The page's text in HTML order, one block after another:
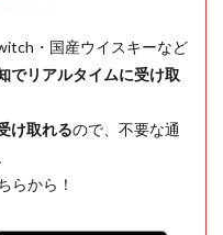
・国産ウイスキーなど
でリアルタイムに受け取
け取れるので、不要な通
らから！